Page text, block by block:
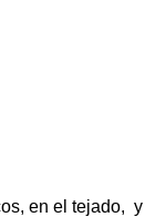
en el tejado, y